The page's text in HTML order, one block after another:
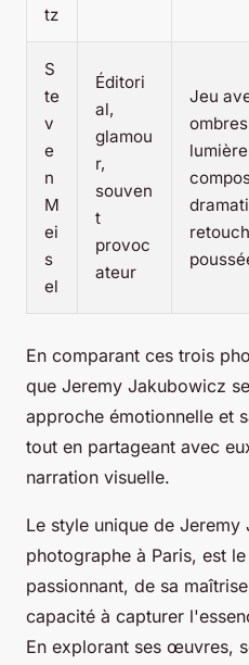
tz
S
te
v
e
n
M
ei
s
el
Éditori
al,
glamou
r,
souven
t
provoc
ateur
Jeu
En comparant ces trois
que Jeremy Jakubowicz
approche émotionnelle et
tout en partageant avec
narration visuelle.
Le style unique de Jeremy
photographe à Paris, est
passionnant, de sa
capacité à capturer
En explorant ses œuvres,